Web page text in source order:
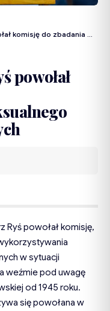
seksualnego bezbronnych dorosłych
powołał
powołał komisję,
w sytuacji
weźmie pod uwagę
od 1945 roku.
się powołana w